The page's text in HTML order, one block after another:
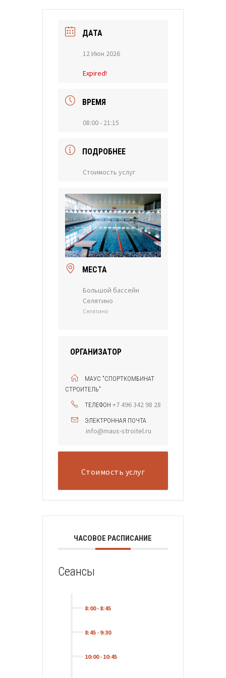
ДАТА
12 Июн 2026
Expired!
ВРЕМЯ
08:00 - 21:15
ПОДРОБНЕЕ
Стоимость услуг
МЕСТА
Большой бассейн
Селятино
Селятино
ОРГАНИЗАТОР
МАУС "СПОРТКОМБИНАТ
СТРОИТЕЛЬ"
ТЕЛЕФОН +7 496 342 98 28
ЭЛЕКТРОННАЯ ПОЧТА
info@maus-stroitel.ru
Стоимость услуг
ЧАСОВОЕ РАСПИСАНИЕ
Сеансы
8:00- 8:45
8:45- 9:30
10:00- 10:45